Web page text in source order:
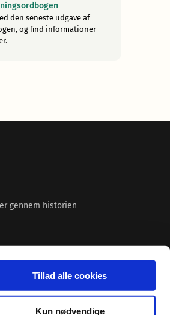
Tillad alle cookies
Kun nødvendige
den seneste udgave af
og find informationer
gennem historien